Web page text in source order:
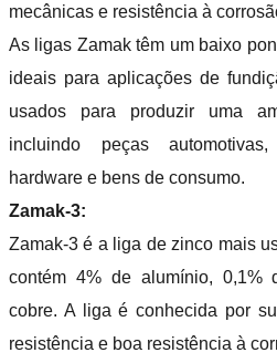
mecânicas e resistência à
As ligas Zamak têm um baixo
ideais para aplicações de
usados para produzir uma
incluindo peças
hardware e bens de consumo.
Zamak-3:
Zamak-3 é a liga de zinco mais
contém 4% de alumínio, 0,1%
cobre. A liga é conhecida por
resistência e boa resistência à